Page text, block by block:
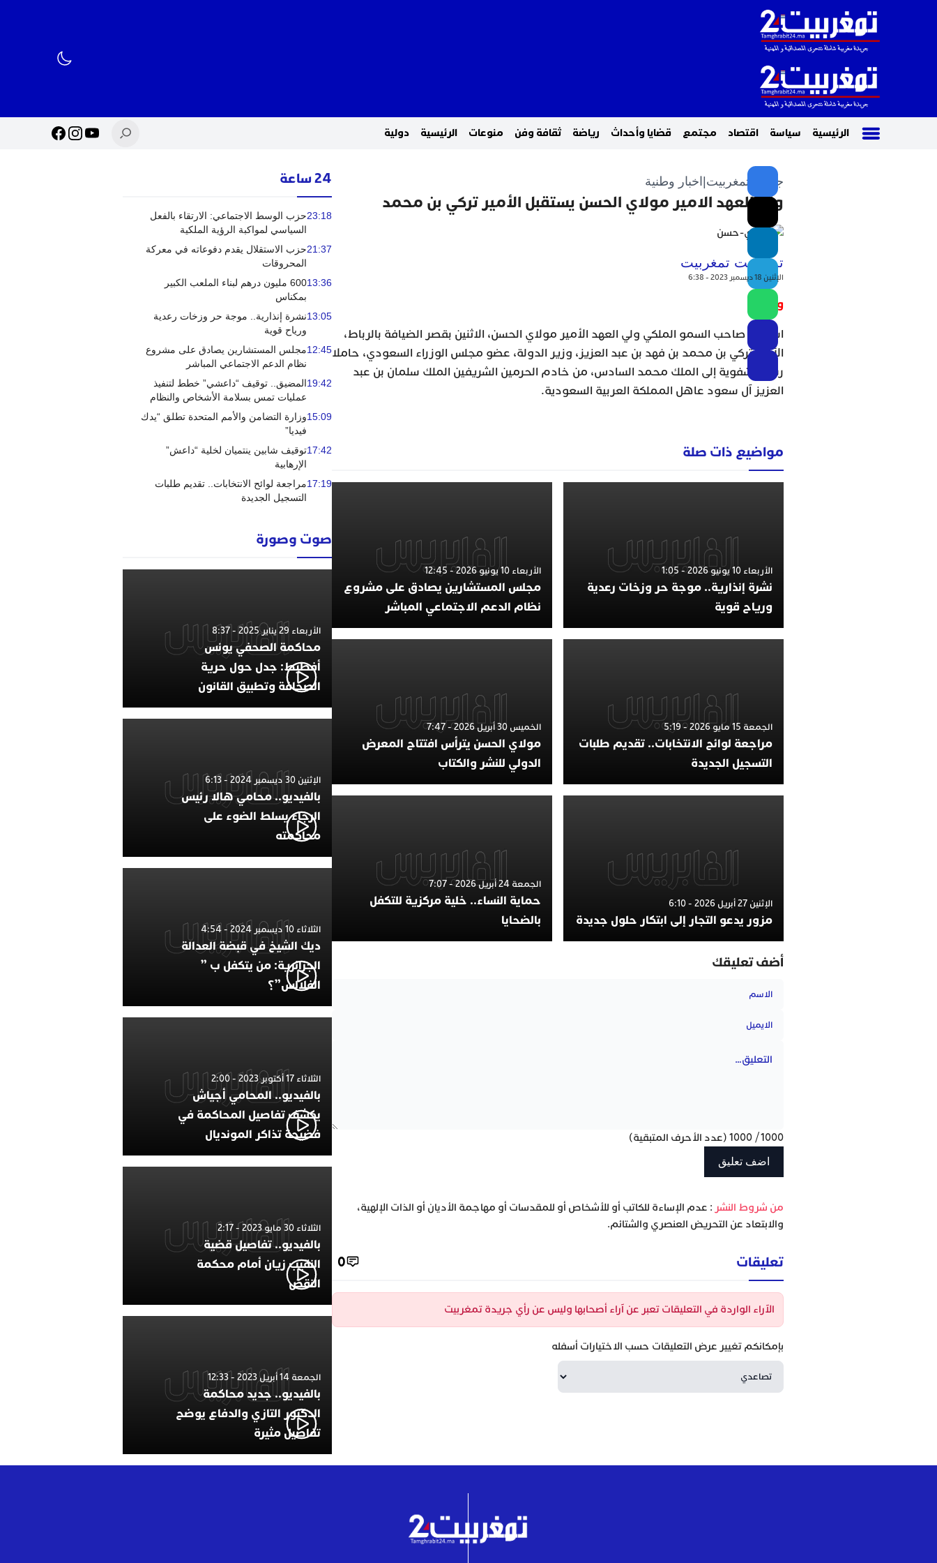
الرئيسية سياسة اقتصاد مجتمع قضايا وأحداث رياضة ثقافة وفن منوعات الرئيسية دولية
جريدة تمغربيت اخبار وطنية
ولي العهد الامير مولاي الحسن يستقبل الأمير تركي بن محمد
تمغربيت تمغربيت
الإثنين 18 ديسمبر 2023 - 6:38
و م ع
استقبل صاحب السمو الملكي ولي العهد الأمير مولاي الحسن، الاثنين بقصر الضيافة بالرباط،
الأمير تركي بن محمد بن فهد بن عبد العزيز، وزير الدولة، عضو مجلس الوزراء السعودي، حاملا
رسالة شفوية إلى الملك محمد السادس، من خادم الحرمين الشريفين الملك سلمان بن عبد
العزيز آل سعود عاهل المملكة العربية السعودية.
مواضيع ذات صلة
الأربعاء 10 يونيو 2026 - 1:05
نشرة إنذارية.. موجة حر وزخات رعدية
ورياح قوية
الأربعاء 10 يونيو 2026 - 12:45
مجلس المستشارين يصادق على مشروع
نظام الدعم الاجتماعي المباشر
الجمعة 15 مايو 2026 - 5:19
مراجعة لوائح الانتخابات.. تقديم طلبات
التسجيل الجديدة
الخميس 30 أبريل 2026 - 7:47
مولاي الحسن يترأس افتتاح المعرض
الدولي للنشر والكتاب
الإثنين 27 أبريل 2026 - 6:10
مزور يدعو التجار إلى ابتكار حلول جديدة
الجمعة 24 أبريل 2026 - 7:07
حماية النساء.. خلية مركزية للتكفل
بالضحايا
أضف تعليقك
1000
/
1000 (عدد الأحرف المتبقية)
‫من شروط النشر : عدم الإساءة للكاتب أو للأشخاص أو للمقدسات أو مهاجمة الأديان أو الذات الإلهية،
والابتعاد عن التحريض العنصري والشتائم.
تعليقات 0
الآراء الواردة في التعليقات تعبر عن آراء أصحابها وليس عن رأي جريدة تمغربيت
بإمكانكم تغيير عرض التعليقات حسب الاختيارات أسفله
24 ساعة
23:18حزب الوسط الاجتماعي: الارتقاء بالفعل
السياسي لمواكبة الرؤية الملكية
21:37حزب الاستقلال يقدم دفوعاته في معركة
المحروقات
13:36
600 مليون درهم لبناء الملعب الكبير
بمكناس
13:05نشرة إنذارية.. موجة حر وزخات رعدية
ورياح قوية
12:45مجلس المستشارين يصادق على مشروع
نظام الدعم الاجتماعي المباشر
19:42المضيق.. توقيف “داعشي” خطط لتنفيذ
عمليات تمس بسلامة الأشخاص والنظام
15:09وزارة التضامن والأمم المتحدة تطلق “يدك
فيديا”
17:42توقيف شابين ينتميان لخلية “داعش”
الإرهابية
17:19مراجعة لوائح الانتخابات.. تقديم طلبات
التسجيل الجديدة
صوت وصورة
الأربعاء 29 يناير 2025 - 8:37
محاكمة الصحفي يونس
أفطيط: جدل حول حرية
الصحافة وتطبيق القانون
الإثنين 30 ديسمبر 2024 - 6:13
بالفيديو.. محامي هالا رئيس
الرجاء يسلط الضوء على
محاكمته
الثلاثاء 10 ديسمبر 2024 - 4:54
ديك الشيخ في قبضة العدالة
الجزائرية: من يتكفل ب ”
الفلالس”؟
الثلاثاء 17 أكتوبر 2023 - 2:00
بالفيديو.. المحامي أجياش
يكشف تفاصيل المحاكمة في
فضيحة تذاكر المونديال
الثلاثاء 30 مايو 2023 - 2:17
بالفيديو.. تفاصيل قضية
النقيب زيان أمام محكمة
النقض
الجمعة 14 أبريل 2023 - 12:33
بالفيديو.. جديد محاكمة
الدكتور التازي والدفاع يوضح
تفاصيل مثيرة